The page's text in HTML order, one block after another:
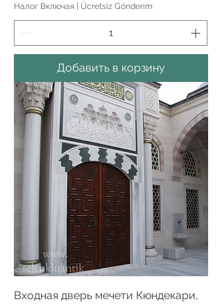
Налог Включая | Ücretsiz Gönderim
Добавить в корзину
Входная дверь мечети Кюндекари,